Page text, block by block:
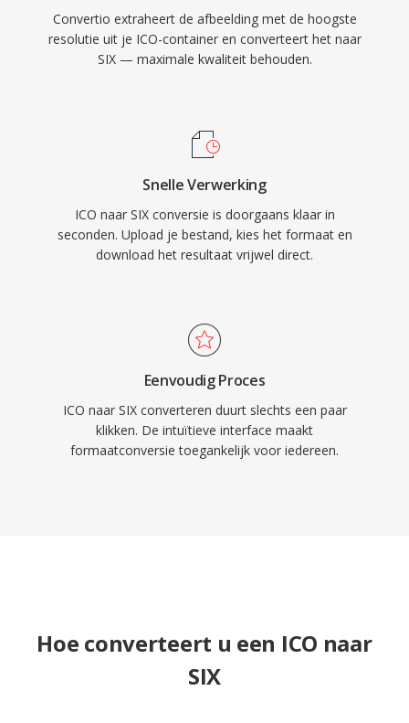
Convertio extraheert de afbeelding met de hoogste
resolutie uit je ICO-container en converteert het naar
SIX — maximale kwaliteit behouden.
Snelle Verwerking
ICO naar SIX conversie is doorgaans klaar in
seconden. Upload je bestand, kies het formaat en
download het resultaat vrijwel direct.
Eenvoudig Proces
ICO naar SIX converteren duurt slechts een paar
klikken. De intuïtieve interface maakt
formaatconversie toegankelijk voor iedereen.
Hoe converteert u een ICO naar
SIX